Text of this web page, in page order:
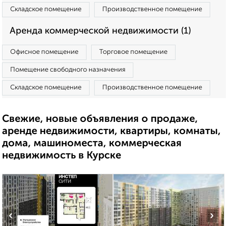
Складское помещение Производственное помещение
Аренда коммерческой недвижимости (1)
Офисное помещение Торговое помещение
Помещение свободного назначения
Складское помещение Производственное помещение
Свежие, новые объявления о продаже,
аренде недвижимости, квартиры, комнаты,
дома, машиноместа, коммерческая
недвижимость в Курске
‹ ›